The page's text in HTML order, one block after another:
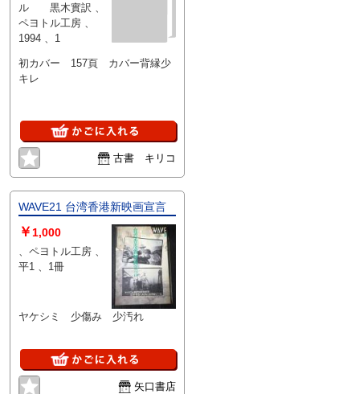
ル 黒木實訳 、
ペヨトル工房 、
1994 、1
初カバー 157頁 カバー背縁少
キレ
古書 キリコ
WAVE21 台湾香港新映画宣言
￥1,000
、ペヨトル工房 、
平1 、1冊
ヤケシミ 少傷み 少汚れ
矢口書店